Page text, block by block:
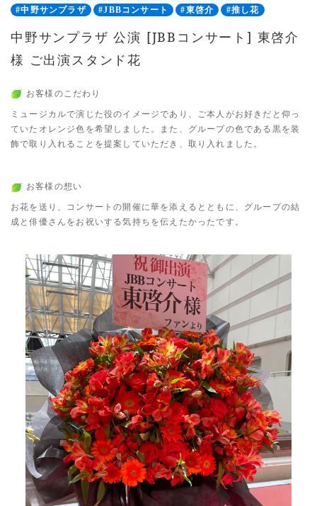
#中野サンプラザ
#JBBコンサート #東啓介 #推し花
中野サンプラザ 公演 [JBBコンサート] 東啓介
様 ご出演スタンド花
お客様のこだわり
ミュージカルで演じた役のイメージであり、ご本人がお好きだと仰っ
ていたオレンジ色を希望しました。また、グループの色である黒を装
飾で取り入れることを提案していただき、取り入れました。
お客様の想い
お花を送り、コンサートの開催に華を添えるとともに、グループの結
成と俳優さんをお祝いする気持ちを伝えたかったです。